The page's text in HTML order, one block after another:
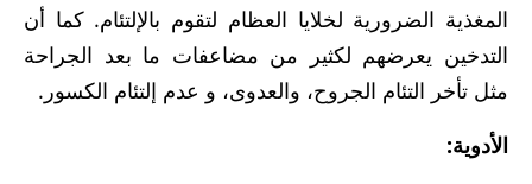
المغذية الضرورية لخلايا العظام لتقوم بالإلتئام. كما أن
التدخين يعرضهم لكثير من مضاعفات ما بعد الجراحة
مثل تأخر التئام الجروح، والعدوى، و عدم إلتئام الكسور.
الأدوية: